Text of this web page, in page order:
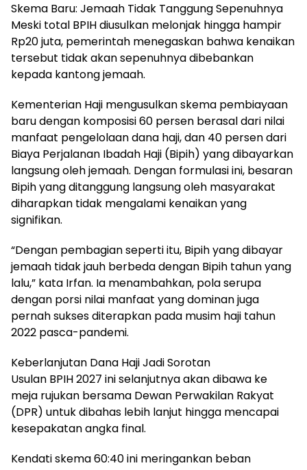
Skema Baru: Jemaah Tidak Tanggung Sepenuhnya
Meski total BPIH diusulkan melonjak hingga hampir
Rp20 juta, pemerintah menegaskan bahwa kenaikan
tersebut tidak akan sepenuhnya dibebankan
kepada kantong jemaah.
Kementerian Haji mengusulkan skema pembiayaan
baru dengan komposisi 60 persen berasal dari nilai
manfaat pengelolaan dana haji, dan 40 persen dari
Biaya Perjalanan Ibadah Haji (Bipih) yang dibayarkan
langsung oleh jemaah. Dengan formulasi ini, besaran
Bipih yang ditanggung langsung oleh masyarakat
diharapkan tidak mengalami kenaikan yang
signifikan.
“Dengan pembagian seperti itu, Bipih yang dibayar
jemaah tidak jauh berbeda dengan Bipih tahun yang
lalu,” kata Irfan. Ia menambahkan, pola serupa
dengan porsi nilai manfaat yang dominan juga
pernah sukses diterapkan pada musim haji tahun
2022 pasca-pandemi.
Keberlanjutan Dana Haji Jadi Sorotan
Usulan BPIH 2027 ini selanjutnya akan dibawa ke
meja rujukan bersama Dewan Perwakilan Rakyat
(DPR) untuk dibahas lebih lanjut hingga mencapai
kesepakatan angka final.
Kendati skema 60:40 ini meringankan beban